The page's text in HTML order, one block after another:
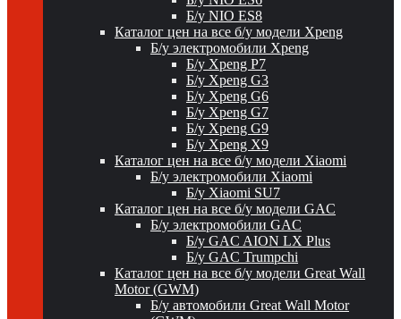
Б/у NIO ES8
Каталог цен на все б/у модели Xpeng
Б/у электромобили Xpeng
Б/у Xpeng P7
Б/у Xpeng G3
Б/у Xpeng G6
Б/у Xpeng G7
Б/у Xpeng G9
Б/у Xpeng X9
Каталог цен на все б/у модели Xiaomi
Б/у электромобили Xiaomi
Б/у Xiaomi SU7
Каталог цен на все б/у модели GAC
Б/у электромобили GAC
Б/у GAC AION LX Plus
Б/у GAC Trumpchi
Каталог цен на все б/у модели Great Wall
Motor (GWM)
Б/у автомобили Great Wall Motor